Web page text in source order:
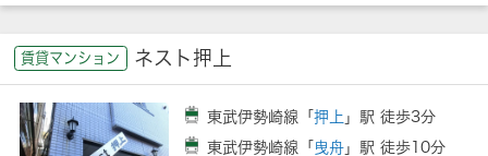
賃貸マンション ネスト押上
東武伊勢崎線「押上 」駅 徒歩3分
東武伊勢崎線「 曳舟 」駅 徒歩10分